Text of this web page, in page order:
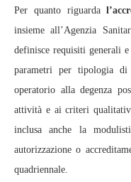
Per quanto riguarda
insieme all’Agenzia
definisce requisiti generali
parametri per tipologia di
operatorio alla degenza
attività e ai criteri
inclusa anche la
autorizzazione o
quadriennale.